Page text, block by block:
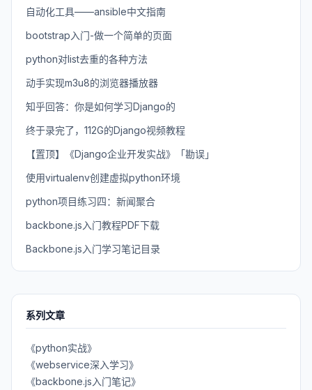
自动化工具——ansible中文指南
bootstrap入门-做一个简单的页面
python对list去重的各种方法
动手实现m3u8的浏览器播放器
知乎回答：你是如何学习Django的
终于录完了，112G的Django视频教程
【置顶】《Django企业开发实战》「勘误」
使用virtualenv创建虚拟python环境
python项目练习四：新闻聚合
backbone.js入门教程PDF下载
Backbone.js入门学习笔记目录
系列文章
《python实战》
《webservice深入学习》
《backbone.js入门笔记》